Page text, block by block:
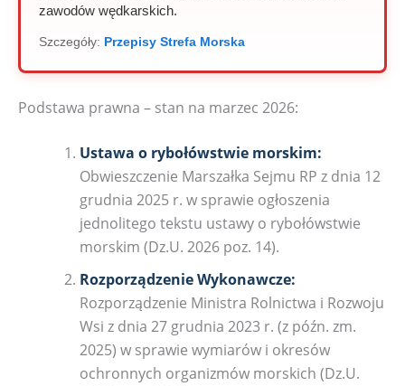
zawodów wędkarskich.
Szczegóły: Przepisy Strefa Morska
Podstawa prawna – stan na marzec 2026:
Ustawa o rybołówstwie morskim:
Obwieszczenie Marszałka Sejmu RP z dnia 12
grudnia 2025 r. w sprawie ogłoszenia
jednolitego tekstu ustawy o rybołówstwie
morskim (Dz.U. 2026 poz. 14).
Rozporządzenie Wykonawcze:
Rozporządzenie Ministra Rolnictwa i Rozwoju
Wsi z dnia 27 grudnia 2023 r. (z późn. zm.
2025) w sprawie wymiarów i okresów
ochronnych organizmów morskich (Dz.U.